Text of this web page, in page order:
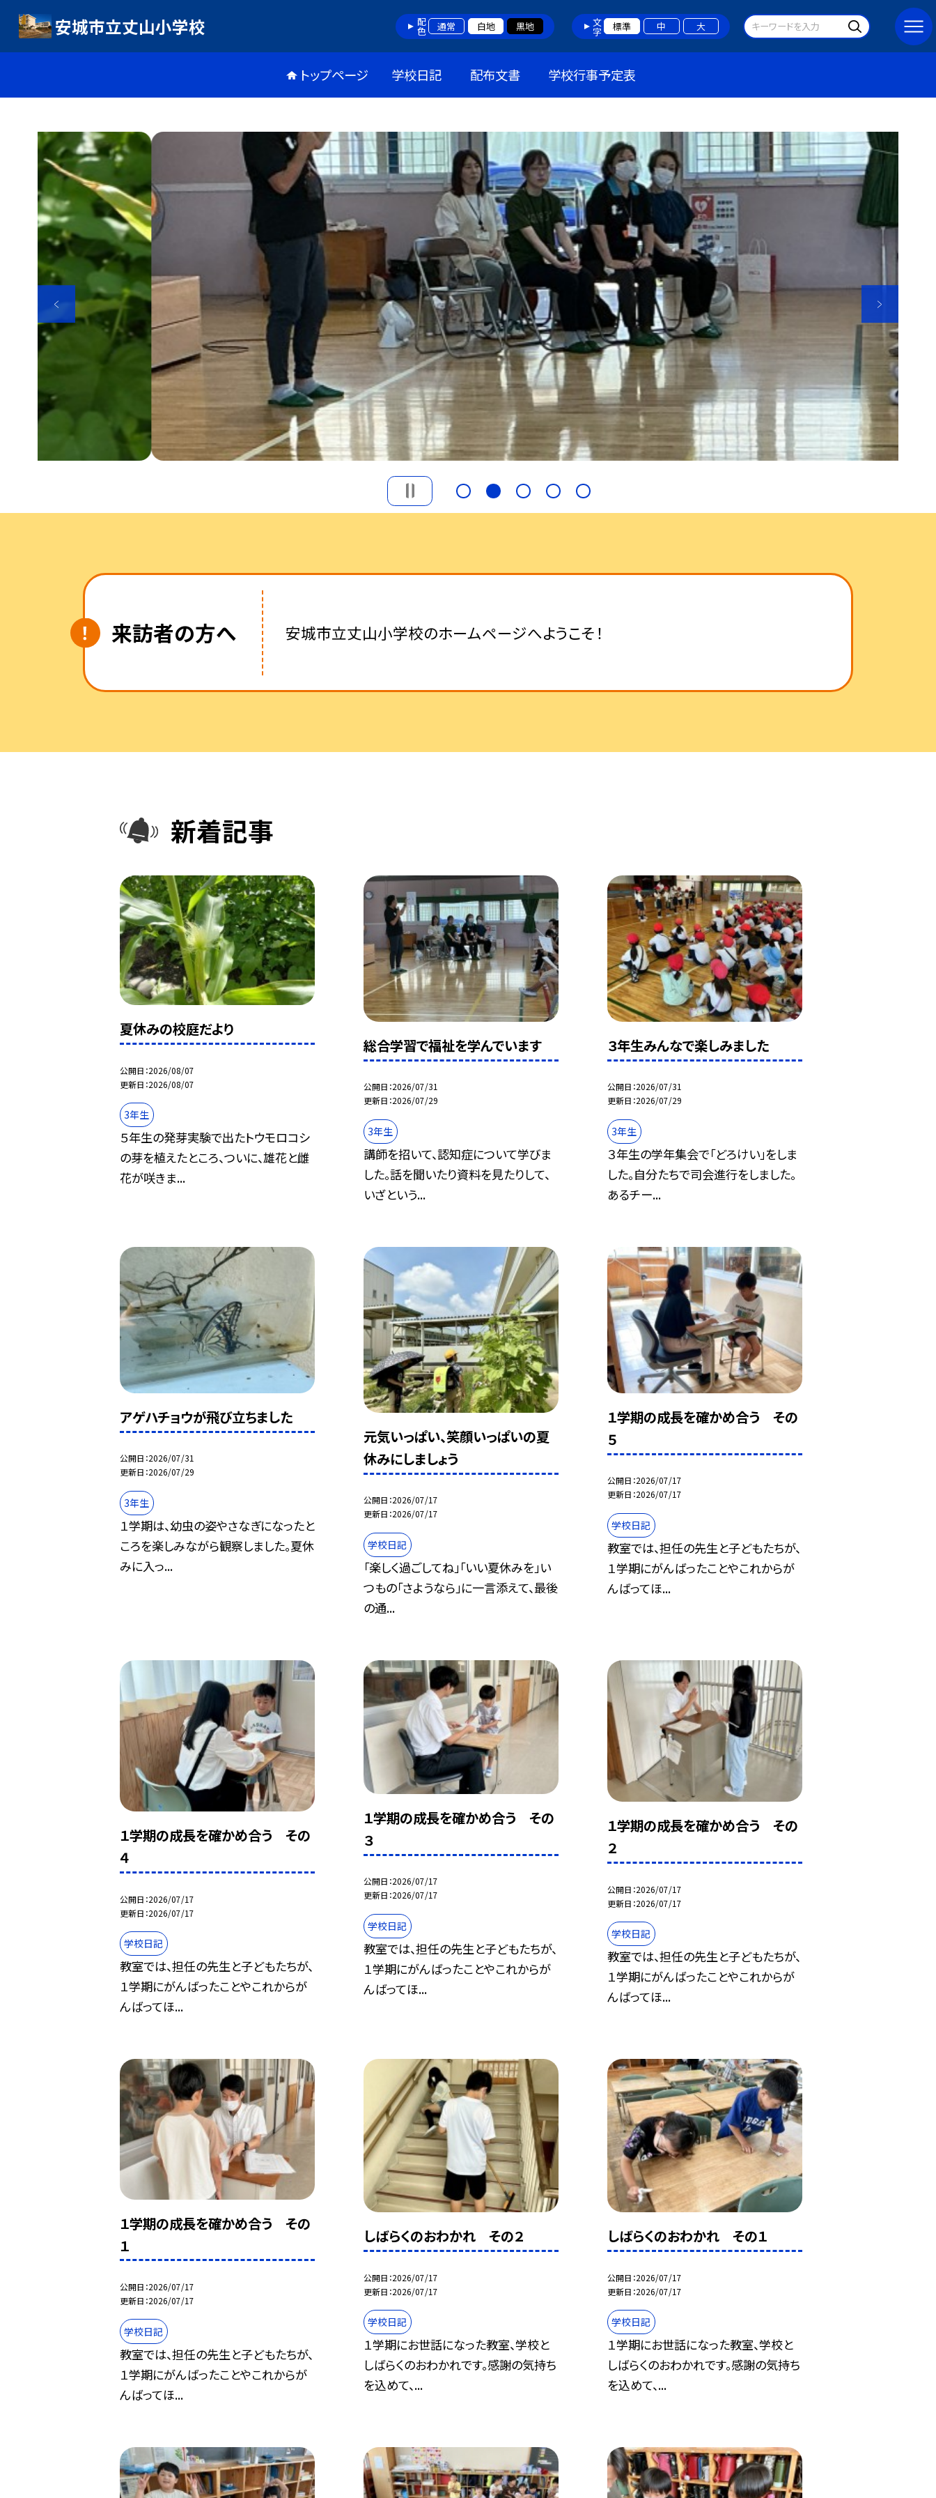
安城市立丈山小学校 配色 通常 白地 黒地 文字 標準 中 大
トップページ 学校日記 配布文書 学校行事予定表
来訪者の方へ 安城市立丈山小学校のホームページへようこそ！
新着記事
夏休みの校庭だより
公開日 2026/08/07
更新日 2026/08/07
3年生
５年生の発芽実験で出たトウモロコシ
の芽を植えたところ、ついに、雄花と雌
花が咲きま...
総合学習で福祉を学んでいます
公開日 2026/07/31
更新日 2026/07/29
3年生
講師を招いて、認知症について学びま
した。話を聞いたり資料を見たりして、
いざという...
３年生みんなで楽しみました
公開日 2026/07/31
更新日 2026/07/29
3年生
３年生の学年集会で「どろけい」をしま
した。自分たちで司会進行をしました。
あるチー...
アゲハチョウが飛び立ちました
公開日 2026/07/31
更新日 2026/07/29
3年生
１学期は、幼虫の姿やさなぎになったと
ころを楽しみながら観察しました。夏休
みに入っ...
元気いっぱい、笑顔いっぱいの夏
休みにしましょう
公開日 2026/07/17
更新日 2026/07/17
学校日記
「楽しく過ごしてね」「いい夏休みを」い
つもの「さようなら」に一言添えて、最後
の通...
１学期の成長を確かめ合う その
５
公開日 2026/07/17
更新日 2026/07/17
学校日記
教室では、担任の先生と子どもたちが、
１学期にがんばったことやこれからが
んばってほ...
１学期の成長を確かめ合う その
４
公開日 2026/07/17
更新日 2026/07/17
学校日記
教室では、担任の先生と子どもたちが、
１学期にがんばったことやこれからが
んばってほ...
１学期の成長を確かめ合う その
３
公開日 2026/07/17
更新日 2026/07/17
学校日記
教室では、担任の先生と子どもたちが、
１学期にがんばったことやこれからが
んばってほ...
１学期の成長を確かめ合う その
２
公開日 2026/07/17
更新日 2026/07/17
学校日記
教室では、担任の先生と子どもたちが、
１学期にがんばったことやこれからが
んばってほ...
１学期の成長を確かめ合う その
１
公開日 2026/07/17
更新日 2026/07/17
学校日記
教室では、担任の先生と子どもたちが、
１学期にがんばったことやこれからが
んばってほ...
しばらくのおわかれ その２
公開日 2026/07/17
更新日 2026/07/17
学校日記
１学期にお世話になった教室、学校と
しばらくのおわかれです。感謝の気持ち
を込めて、...
しばらくのおわかれ その１
公開日 2026/07/17
更新日 2026/07/17
学校日記
１学期にお世話になった教室、学校と
しばらくのおわかれです。感謝の気持ち
を込めて、...